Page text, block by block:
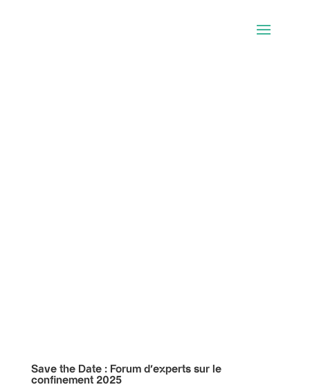
Save the Date : Forum d’experts sur le
confinement 2025